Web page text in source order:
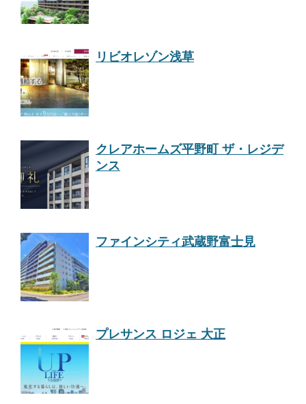
リビオレゾン浅草
クレアホームズ平野町 ザ・レジデ
ンス
ファインシティ武蔵野富士見
プレサンス ロジェ 大正